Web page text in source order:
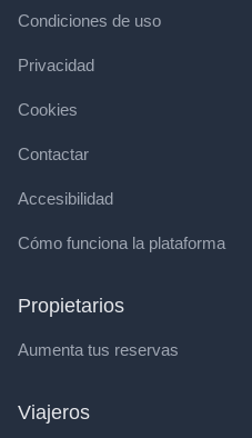
Condiciones de uso
Privacidad
Cookies
Contactar
Accesibilidad
Cómo funciona la plataforma
Propietarios
Aumenta tus reservas
Viajeros